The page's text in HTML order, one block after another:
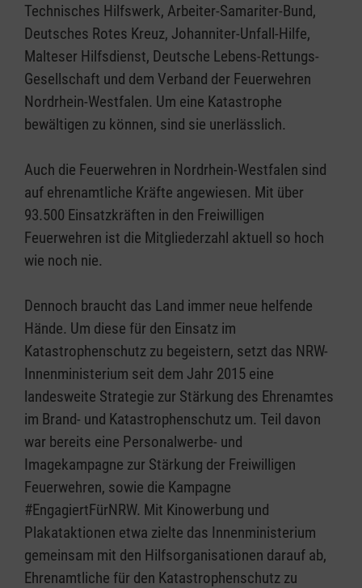
Technisches Hilfswerk, Arbeiter-Samariter-Bund,
Deutsches Rotes Kreuz, Johanniter-Unfall-Hilfe,
Malteser Hilfsdienst, Deutsche Lebens-Rettungs-
Gesellschaft und dem Verband der Feuerwehren
Nordrhein-Westfalen. Um eine Katastrophe
bewältigen zu können, sind sie unerlässlich.
Auch die Feuerwehren in Nordrhein-Westfalen sind
auf ehrenamtliche Kräfte angewiesen. Mit über
93.500 Einsatzkräften in den Freiwilligen
Feuerwehren ist die Mitgliederzahl aktuell so hoch
wie noch nie.
Dennoch braucht das Land immer neue helfende
Hände. Um diese für den Einsatz im
Katastrophenschutz zu begeistern, setzt das NRW-
Innenministerium seit dem Jahr 2015 eine
landesweite Strategie zur Stärkung des Ehrenamtes
im Brand- und Katastrophenschutz um. Teil davon
war bereits eine Personalwerbe- und
Imagekampagne zur Stärkung der Freiwilligen
Feuerwehren, sowie die Kampagne
#EngagiertFürNRW. Mit Kinowerbung und
Plakataktionen etwa zielte das Innenministerium
gemeinsam mit den Hilfsorganisationen darauf ab,
Ehrenamtliche für den Katastrophenschutz zu